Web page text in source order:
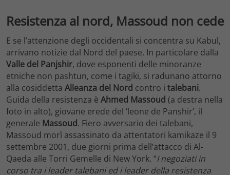
Resistenza al nord, Massoud non cede
E se l’attenzione degli occidentali si concentra su Kabul,
arrivano notizie dal Nord del paese. In particolare dalla
Valle del Panjshir, dove esponenti delle minoranze
etniche non pashtun, come i tagiki, si radunano attorno
alla cosiddetta Alleanza del Nord contro i talebani.
Guida della resistenza è Ahmed Massoud (a destra nella
foto in alto), giovane erede del ‘leone de Panshir’, il
generale Massoud. Fiero avversario dei talebani,
Massoud morì assassinato da attentatori kamikaze il 9
settembre 2001, due giorni prima dell’attacco di Al-
Qaeda alle Torri Gemelle di New York. “I negoziati in
corso tra i leader talebani ed i leader della resistenza